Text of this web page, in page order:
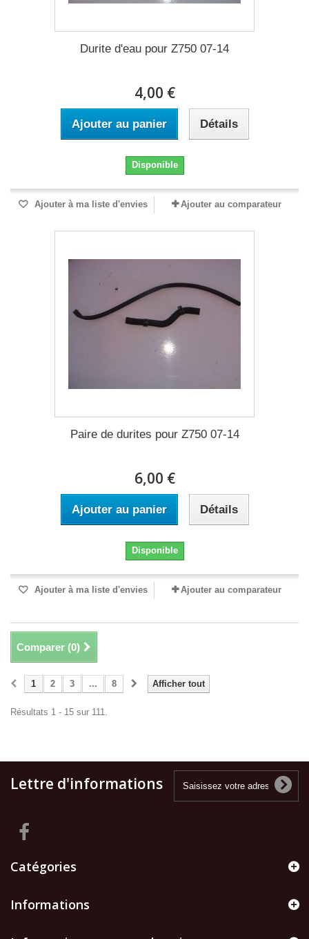
Durite d'eau pour Z750 07-14
4,00 €
Ajouter au panier Détails
Disponible
Ajouter à ma liste d'envies Ajouter au comparateur
Paire de durites pour Z750 07-14
6,00 €
Ajouter au panier Détails
Disponible
Ajouter à ma liste d'envies Ajouter au comparateur
Comparer (0)
Afficher tout
1 2 3 ... 8
Résultats 1 - 15 sur 111.
Lettre d'informations
Catégories
Informations